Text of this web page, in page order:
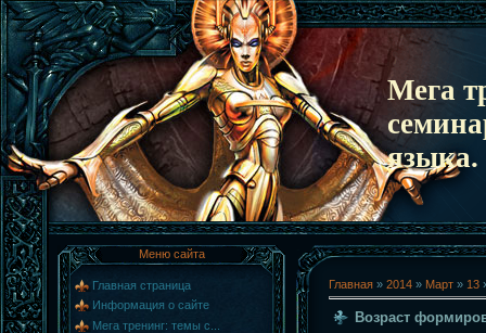
Мега
языка.
Меню сайта
Главная страница
Информация о сайте
Мега тренинг: темы с...
Главная » 2014 » Март » 13
Возраст